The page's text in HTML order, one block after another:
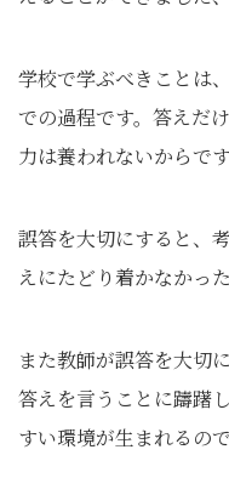
学校で学ぶべきことは
での過程です。答えだ
力は養われないからです
誤答を大切にすると、
えにたどり着かなかっ
また教師が誤答を大切
答えを言うことに躊躇
すい環境が生まれるので